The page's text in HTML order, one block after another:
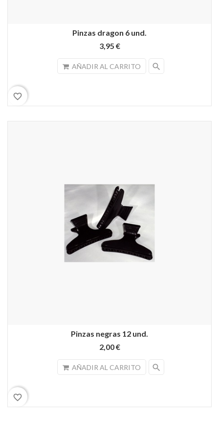
Pinzas dragon 6 und.
3,95 €
AÑADIR AL CARRITO search
favorite_border
Pinzas negras 12 und.
2,00 €
AÑADIR AL CARRITO search
favorite_border